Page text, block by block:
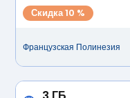
Скидка 10 %
Французская Полинезия